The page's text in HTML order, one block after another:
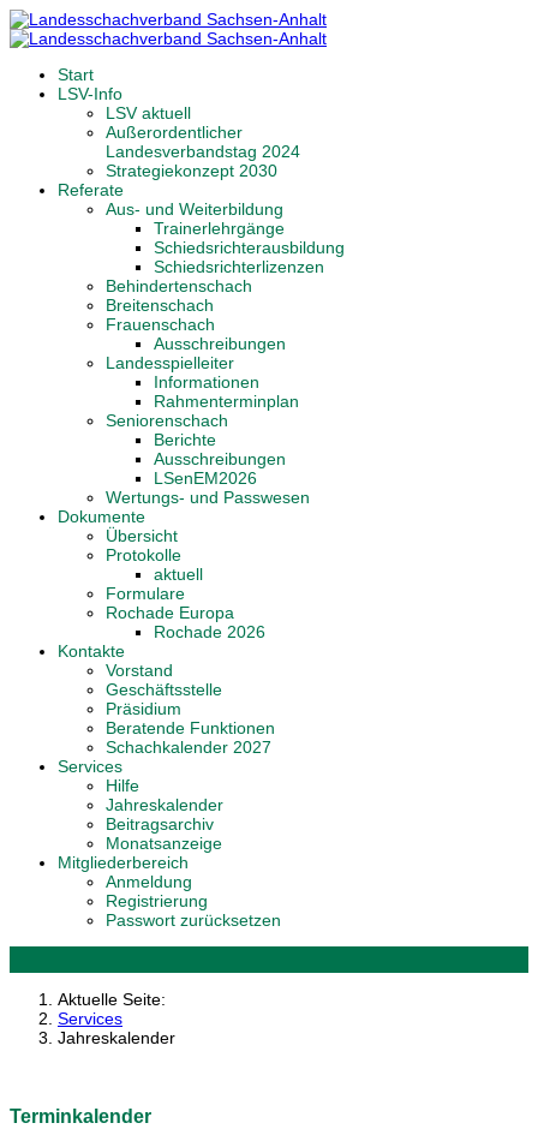
Start
LSV-Info
LSV aktuell
Außerordentlicher
Landesverbandstag 2024
Strategiekonzept 2030
Referate
Aus- und Weiterbildung
Trainerlehrgänge
Schiedsrichterausbildung
Schiedsrichterlizenzen
Behindertenschach
Breitenschach
Frauenschach
Ausschreibungen
Landesspielleiter
Informationen
Rahmenterminplan
Seniorenschach
Berichte
Ausschreibungen
LSenEM2026
Wertungs- und Passwesen
Dokumente
Übersicht
Protokolle
aktuell
Formulare
Rochade Europa
Rochade 2026
Kontakte
Vorstand
Geschäftsstelle
Präsidium
Beratende Funktionen
Schachkalender 2027
Services
Hilfe
Jahreskalender
Beitragsarchiv
Monatsanzeige
Mitgliederbereich
Anmeldung
Registrierung
Passwort zurücksetzen
Aktuelle Seite:
Services
Jahreskalender
Terminkalender